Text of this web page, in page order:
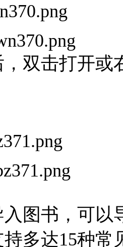
双击打开或
入图书，可以
多达15种常